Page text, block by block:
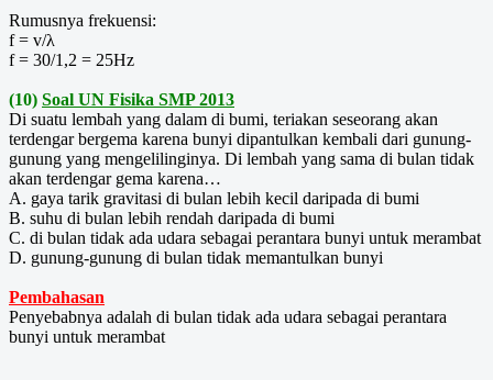
Rumusnya frekuensi:
f = v/λ
f = 30/1,2 = 25Hz
(10) Soal UN Fisika SMP 2013
Di suatu lembah yang dalam di bumi, teriakan seseorang akan
terdengar bergema karena bunyi dipantulkan kembali dari gunung-
gunung yang mengelilinginya. Di lembah yang sama di bulan tidak
akan terdengar gema karena…
A. gaya tarik gravitasi di bulan lebih kecil daripada di bumi
B. suhu di bulan lebih rendah daripada di bumi
C. di bulan tidak ada udara sebagai perantara bunyi untuk merambat
D. gunung-gunung di bulan tidak memantulkan bunyi
Pembahasan
Penyebabnya adalah di bulan tidak ada udara sebagai perantara
bunyi untuk merambat